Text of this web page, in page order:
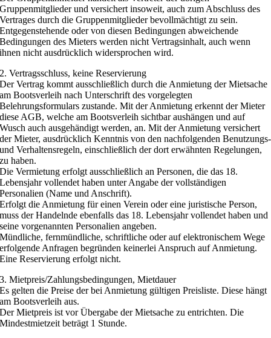
Gruppenmitglieder und versichert insoweit, auch zum Abschluss des
Vertrages durch die Gruppenmitglieder bevollmächtigt zu sein.
Entgegenstehende oder von diesen Bedingungen abweichende
Bedingungen des Mieters werden nicht Vertragsinhalt, auch wenn
ihnen nicht ausdrücklich widersprochen wird.
2. Vertragsschluss, keine Reservierung
Der Vertrag kommt ausschließlich durch die Anmietung der Mietsache
am Bootsverleih nach Unterschrift des vorgelegten
Belehrungsformulars zustande. Mit der Anmietung erkennt der Mieter
diese AGB, welche am Bootsverleih sichtbar aushängen und auf
Wusch auch ausgehändigt werden, an. Mit der Anmietung versichert
der Mieter, ausdrücklich Kenntnis von den nachfolgenden Benutzungs-
und Verhaltensregeln, einschließlich der dort erwähnten Regelungen,
zu haben.
Die Vermietung erfolgt ausschließlich an Personen, die das 18.
Lebensjahr vollendet haben unter Angabe der vollständigen
Personalien (Name und Anschrift).
Erfolgt die Anmietung für einen Verein oder eine juristische Person,
muss der Handelnde ebenfalls das 18. Lebensjahr vollendet haben und
seine vorgenannten Personalien angeben.
Mündliche, fernmündliche, schriftliche oder auf elektronischem Wege
erfolgende Anfragen begründen keinerlei Anspruch auf Anmietung.
Eine Reservierung erfolgt nicht.
3. Mietpreis/Zahlungsbedingungen, Mietdauer
Es gelten die Preise der bei Anmietung gültigen Preisliste. Diese hängt
am Bootsverleih aus.
Der Mietpreis ist vor Übergabe der Mietsache zu entrichten. Die
Mindestmietzeit beträgt 1 Stunde.